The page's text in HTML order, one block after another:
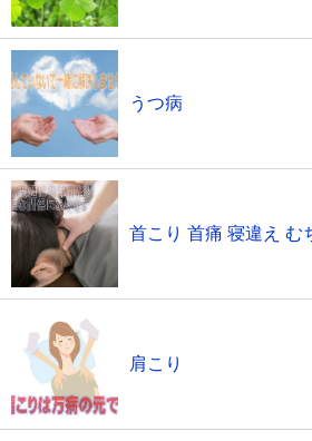
うつ病
首こり 首痛 寝違え む
肩こり